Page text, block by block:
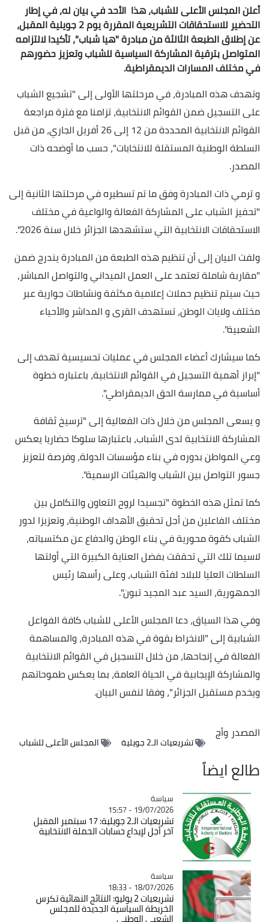
أعلن المجلس الأعلى للشباب، هذا الأحد في بيان له، في إطار
التحضير للاستحقاقات التشريعية المقررة يوم 2 جويلية المقبل،
عن إطلاق الطبعة الثالثة من مبادرة "هيا شباب"، تأكيدا لالتزامه
المتواصل بترقية المشاركة السياسية للشباب وتعزيز حضورهم
في مختلف المسارات الديمقراطية.
وتهدف هذه المبادرة، في مرحلتها الأولى إلى "تشجيع الشباب
على التسجيل ضمن القوائم الانتخابية، تزامنا مع فترة مراجعة
القوائم الانتخابية المحددة من 12 إلى 26 أفريل الجاري، من قبل
السلطة الوطنية المستقلة للانتخابات"، حسب ما أوضحه ذات
المصدر.
و ترمي ذات المبادرة وفق ما تم تسطيره في مرحلتها الثانية إلى
"تحفيز الشباب على المشاركة الفعالة والواعية في مختلف
الاستحقاقات الانتخابية التي ستشهدها الجزائر خلال سنة 2026".
ولفت البيان إلى أن تنظيم هذه الطبعة من المبادرة يندرج ضمن
"مقاربة شاملة تعتمد على العمل الميداني والتواصل المباشر،
حيث سيتم تنظيم حملات إعلامية مكثفة ونشاطات جوارية عبر
مختلف ولايات الوطن، تستهدف القرى و المداشر والأحياء
الشعبية".
كما سيشارك أعضاء المجلس في عمليات تحسيسية تهدف إلى
"إبراز أهمية التسجيل في القوائم الانتخابية، باعتباره خطوة
أساسية في ممارسة الحق الديمقراطي".
و يسعى المجلس من خلال ذات الفعالية إلى "ترسيخ ثقافة
المشاركة الانتخابية لدى الشباب، باعتبارها سلوكا حضاريا يعكس
وعي المواطن بدوره في بناء مؤسسات الدولة، وفرصة لتعزيز
جسور التواصل بين الشباب والهيئات الرسمية".
كما تمثل هذه الخطوة "تجسيدا لروح التعاون والتكامل بين
مختلف الفاعلين من أجل تحقيق الأهداف الوطنية، وتعزيزا لدور
الشباب كقوة محورية في بناء الوطن والدفاع عن مكتسباته،
لاسيما تلك التي تحققت بفضل العناية الكبيرة التي أولتها
السلطات العليا للبلاد لفئة الشباب، وعلى رأسها رئيس
الجمهورية، السيد عبد المجيد تبون".
وفي هذا السياق، دعا المجلس الأعلى للشباب كافة الفواعل
الشبابية إلى "الانخراط بقوة في هذه المبادرة، والمساهمة
الفعالة في إنجاحها، من خلال التسجيل في القوائم الانتخابية
والمشاركة الإيجابية في الحياة العامة، بما يعكس طموحاتهم
ويخدم مستقبل الجزائر"، وفقا لنفس البيان.
المصدروأج
تشريعيات الـ2 جويلية المجلس الأعلى للشباب
طالع ايضاً
Catégorie
سياسة
19/07/2026 - 15:57
تشريعيات الـ2 جويلية: 17 سبتمبر المقبل
آخر أجل لإيداع حسابات الحملة الانتخابية
Catégorie
سياسة
18/07/2026 - 18:33
تشريعيات 2 يوليو: النتائج النهائية تكرس
الخريطة السياسية الجديدة للمجلس